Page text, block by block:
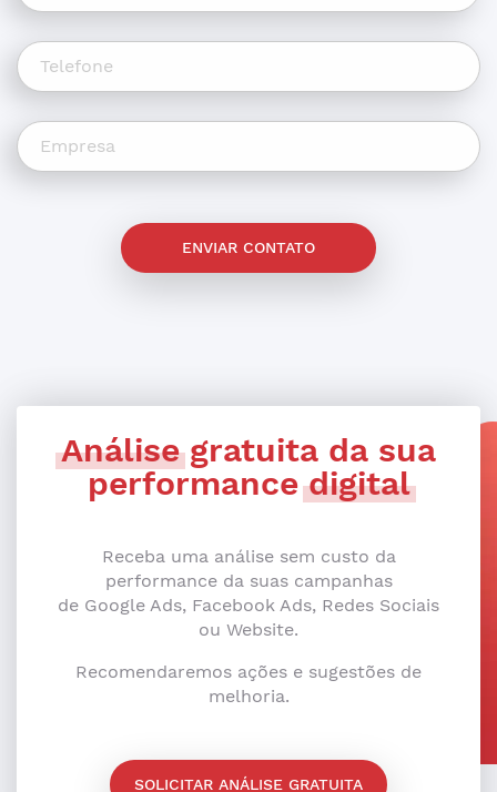
ENVIAR CONTATO
Análisegratuita da sua
performancedigital
Receba uma análise sem custo da
performance da suas campanhas
de Google Ads, Facebook Ads, Redes Sociais
ou Website.
Recomendaremos ações e sugestões de
melhoria.
SOLICITAR ANÁLISE GRATUITA